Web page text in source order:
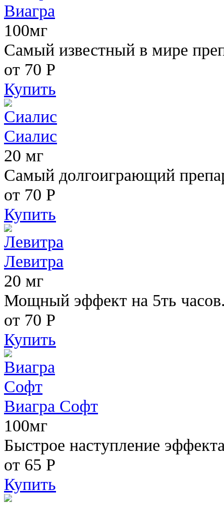
Виагра
100мг
Самый известный в мире
от 70 Р
Купить
Сиалис
20 мг
Самый долгоиграющий
от 70 Р
Купить
Левитра
20 мг
Мощный эффект на 5ть
от 70 Р
Купить
Виагра Софт
100мг
Быстрое наступление
от 65 Р
Купить